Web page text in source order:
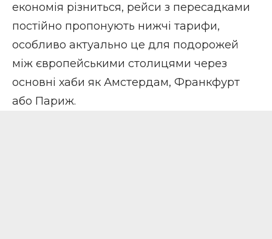
економія різниться, рейси з пересадками
постійно пропонують нижчі тарифи,
особливо актуально це для подорожей
між європейськими столицями через
основні хаби як Амстердам, Франкфурт
або Париж.